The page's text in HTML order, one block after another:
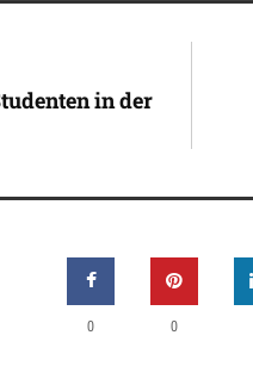
in der
0 0